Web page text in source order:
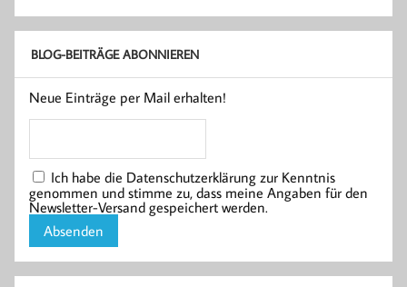
BLOG-BEITRÄGE ABONNIEREN
Neue Einträge per Mail erhalten!
Ich habe die Datenschutzerklärung zur Kenntnis
genommen und stimme zu, dass meine Angaben für den
Newsletter-Versand gespeichert werden.